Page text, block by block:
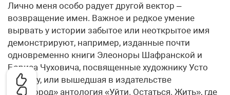
Лично меня особо радует другой вектор –
возвращение имен. Важное и редкое умение
вырвать у истории забытое или неоткрытое имя
демонстрируют, например, изданные почти
одновременно книги Элеоноры Шафранской и
Бориса Чуховича, посвященные художнику Усто
Мумину, или вышедшая в издательстве
«Выргород» антология «Уйти. Остаться. Жить», где